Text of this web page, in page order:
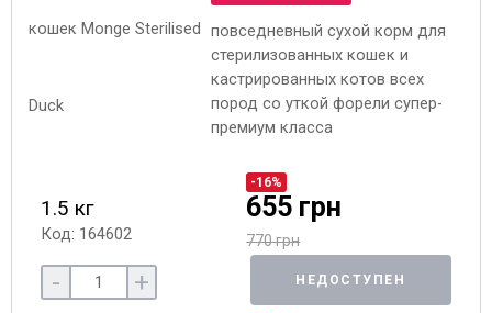
повседневный сухой корм для
стерилизованных кошек и
кастрированных котов всех
пород со уткой форели супер-
премиум класса
1.5 кг
Код: 164602
-16%
655 грн
770 грн
- + НЕДОСТУПЕН